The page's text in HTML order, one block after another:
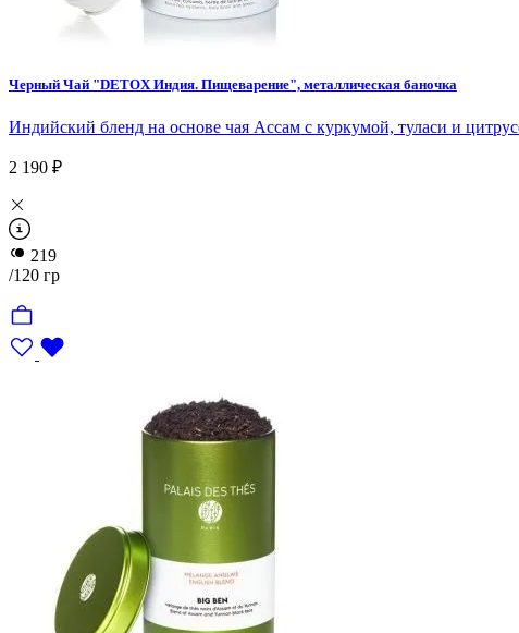
Черный Чай "DETOX Индия. Пищеварение", металлическая баночка
Индийский бленд на основе чая Ассам с куркумой, туласи и
2 190 ₽
219
/120 гр